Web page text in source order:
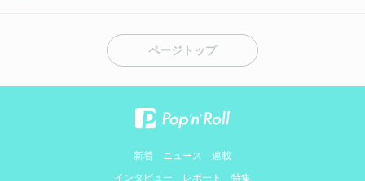
ページトップ
新着 ニュース
連載
インタビュー
レポート 特集